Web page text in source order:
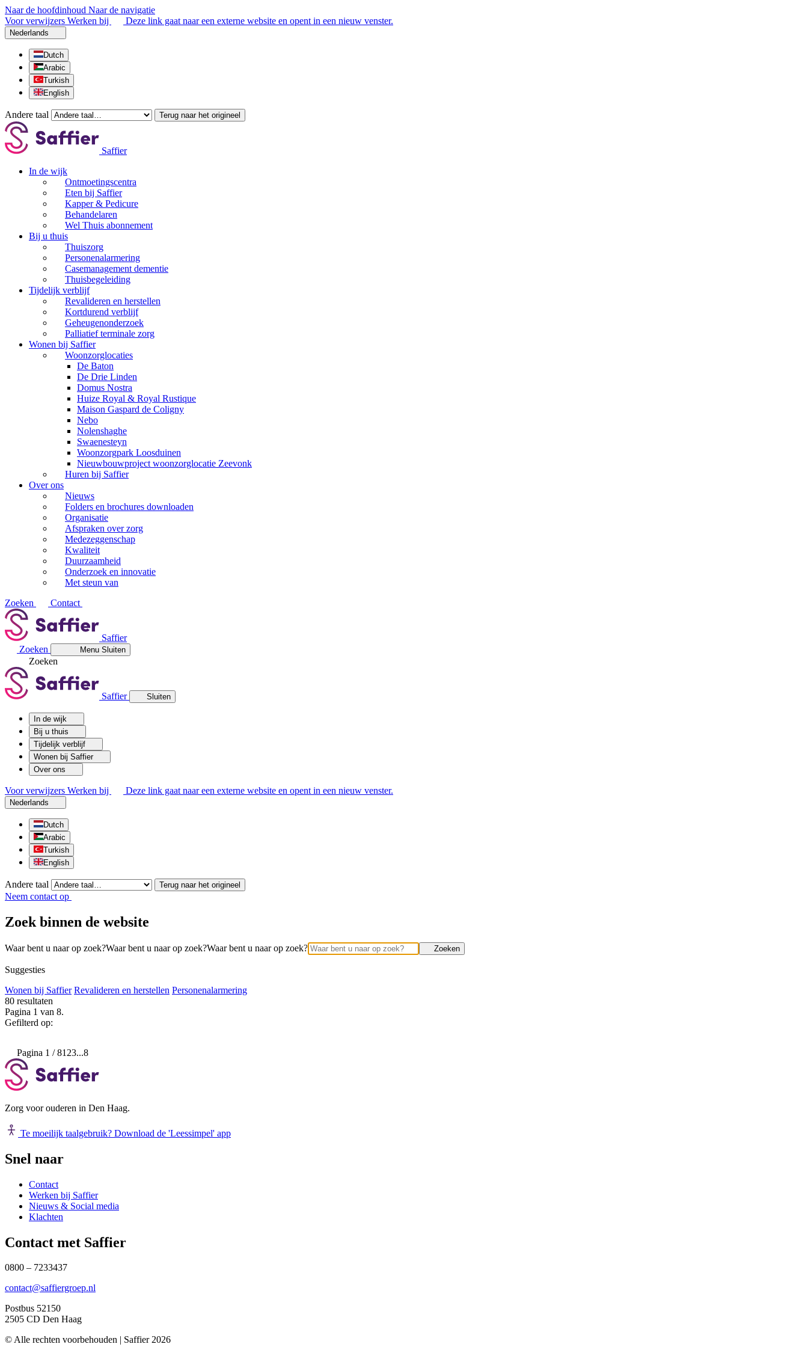
Naar de hoofdinhoud Naar de navigatie
Voor verwijzers Werken bij Deze link gaat naar een externe website en opent in een nieuw venster.
Nederlands
Dutch
Arabic
Turkish
English
Andere taal Terug naar het origineel
Saffier
In de wijk
Ontmoetingscentra
Eten bij Saffier
Kapper & Pedicure
Behandelaren
Wel Thuis abonnement
Bij u thuis
Thuiszorg
Personenalarmering
Casemanagement dementie
Thuisbegeleiding
Tijdelijk verblijf
Revalideren en herstellen
Kortdurend verblijf
Geheugenonderzoek
Palliatief terminale zorg
Wonen bij Saffier
Woonzorglocaties
De Baton
De Drie Linden
Domus Nostra
Huize Royal & Royal Rustique
Maison Gaspard de Coligny
Nebo
Nolenshaghe
Swaenesteyn
Woonzorgpark Loosduinen
Nieuwbouwproject woonzorglocatie Zeevonk
Huren bij Saffier
Over ons
Nieuws
Folders en brochures downloaden
Organisatie
Afspraken over zorg
Medezeggenschap
Kwaliteit
Duurzaamheid
Onderzoek en innovatie
Met steun van
Zoeken
Contact
Saffier
Zoeken
Menu Sluiten
Zoeken
Saffier Sluiten
In de wijk
Bij u thuis
Tijdelijk verblijf
Wonen bij Saffier
Over ons
Voor verwijzers Werken bij Deze link gaat naar een externe website en opent in een nieuw venster.
Nederlands
Dutch
Arabic
Turkish
English
Andere taal Terug naar het origineel
Neem contact op
Zoek binnen de website
Waar bent u naar op zoek?Waar bent u naar op zoek?Waar bent u naar op zoek? Zoeken
Suggesties
Wonen bij Saffier Revalideren en herstellen Personenalarmering
80 resultaten
Pagina 1 van 8.
Gefilterd op:
Pagina 1 / 81 23...8
Zorg voor ouderen in Den Haag.
Te moeilijk taalgebruik? Download de 'Leessimpel' app
Snel naar
Contact
Werken bij Saffier
Nieuws & Social media
Klachten
Contact met Saffier
0800 – 7233437
contact@saffiergroep.nl
Postbus 52150
2505 CD Den Haag
© Alle rechten voorbehouden | Saffier 2026